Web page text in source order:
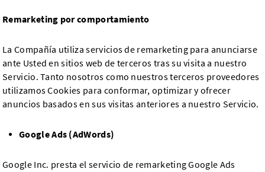
Remarketing por comportamiento
La Compañía utiliza servicios de remarketing para anunciarse
ante Usted en sitios web de terceros tras su visita a nuestro
Servicio. Tanto nosotros como nuestros terceros proveedores
utilizamos Cookies para conformar, optimizar y ofrecer
anuncios basados en sus visitas anteriores a nuestro Servicio.
Google Ads (AdWords)
Google Inc. presta el servicio de remarketing Google Ads